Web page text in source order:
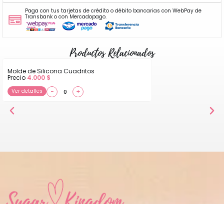
Paga con tus tarjetas de crédito o débito bancarias con WebPay de
Transbank o con Mercadopago.
Productos Relacionados
Molde de Silicona Cuadritos
Precio 4.000 $
Ver detalles − +